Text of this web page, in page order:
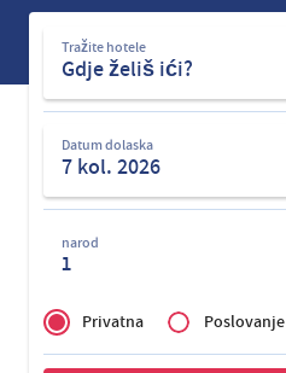
Tražite
hotele
Tražite hotele
Datum dolaska
narod
1
of
Zakelijk
Privatna Poslovanje